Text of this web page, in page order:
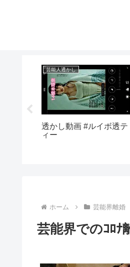
芸能人透かし
透かし動画 #ルイボ透テ
ィー
ホーム 芸能界離婚
芸能界でのｺﾛﾅ